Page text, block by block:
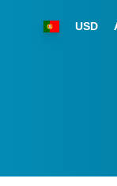
USD